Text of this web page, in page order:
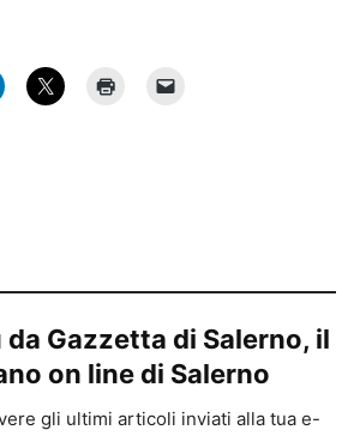
Gazzetta di Salerno, il
on line di Salerno
gli ultimi articoli inviati alla tua e-